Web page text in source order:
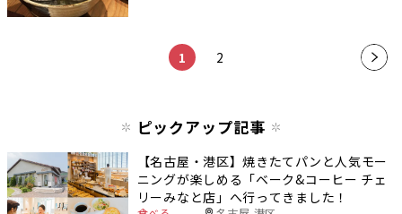
1 2 »
ピックアップ記事
【名古屋・港区】焼きたてパンと人気モー
ニングが楽しめる「ベーク&コーヒー チェ
リーみなと店」へ行ってきました！